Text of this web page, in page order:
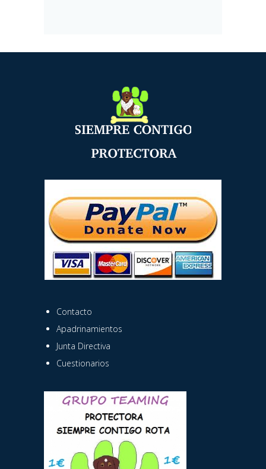
Contacto
Apadrinamientos
Junta Directiva
Cuestionarios